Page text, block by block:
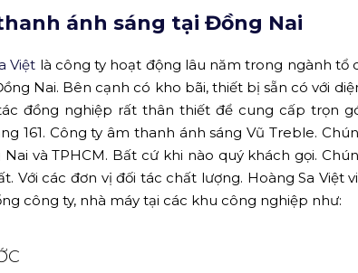
sự kiện "Biên Hòa 320 năm" (Nguồn: Internet)
ánh sáng tại Đồng Nai
Việt